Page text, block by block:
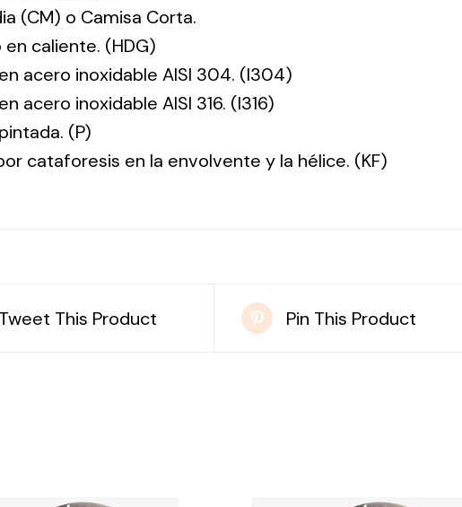
(CM) o Camisa Corta.
en caliente. (HDG)
acero inoxidable AISI 304. (I304)
acero inoxidable AISI 316. (I316)
(P)
cataforesis en la envolvente y la hélice. (KF)
Tweet This Product Pin This Product